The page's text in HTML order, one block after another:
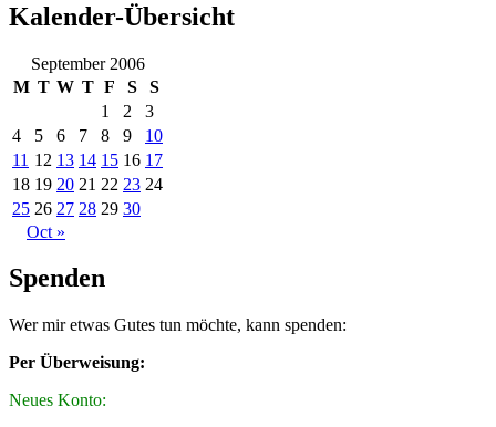
Kalender-Übersicht
September 2006
M T W T F S
S
1
2
3
4
5 6 7 8 9
10
11 12 13 14 15 16 17
18 19 20 21 22 23 24
25 26 27 28 29 30
Oct »
Spenden
Wer mir etwas Gutes tun möchte, kann spenden:
Per Überweisung:
Neues Konto: